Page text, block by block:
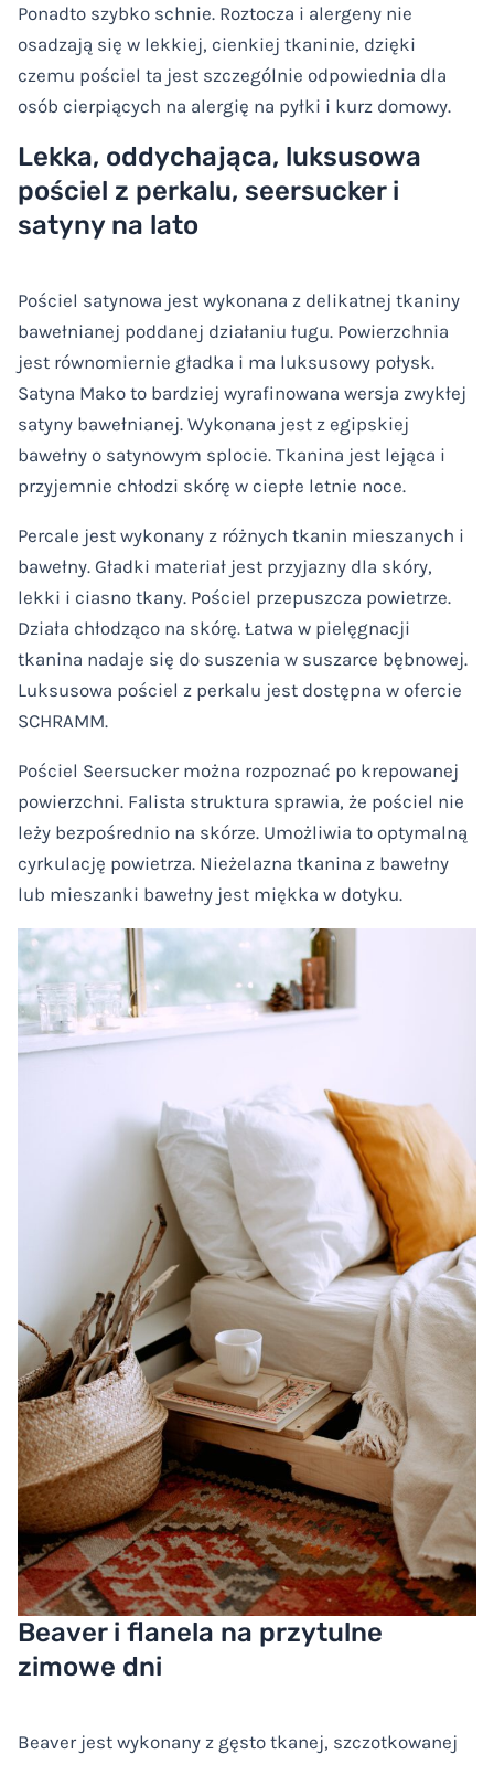
Ponadto szybko schnie. Roztocza i alergeny nie
osadzają się w lekkiej, cienkiej tkaninie, dzięki
czemu pościel ta jest szczególnie odpowiednia dla
osób cierpiących na alergię na pyłki i kurz domowy.
Lekka, oddychająca, luksusowa
pościel z perkalu, seersucker i
satyny na lato
Pościel satynowa jest wykonana z delikatnej tkaniny
bawełnianej poddanej działaniu ługu. Powierzchnia
jest równomiernie gładka i ma luksusowy połysk.
Satyna Mako to bardziej wyrafinowana wersja zwykłej
satyny bawełnianej. Wykonana jest z egipskiej
bawełny o satynowym splocie. Tkanina jest lejąca i
przyjemnie chłodzi skórę w ciepłe letnie noce.
Percale jest wykonany z różnych tkanin mieszanych i
bawełny. Gładki materiał jest przyjazny dla skóry,
lekki i ciasno tkany. Pościel przepuszcza powietrze.
Działa chłodząco na skórę. Łatwa w pielęgnacji
tkanina nadaje się do suszenia w suszarce bębnowej.
Luksusowa pościel z perkalu jest dostępna w ofercie
SCHRAMM.
Pościel Seersucker można rozpoznać po krepowanej
powierzchni. Falista struktura sprawia, że pościel nie
leży bezpośrednio na skórze. Umożliwia to optymalną
cyrkulację powietrza. Nieżelazna tkanina z bawełny
lub mieszanki bawełny jest miękka w dotyku.
Beaver i flanela na przytulne
zimowe dni
Beaver jest wykonany z gęsto tkanej, szczotkowanej